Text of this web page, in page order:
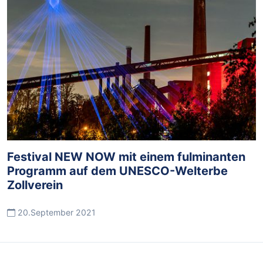
Festival NEW NOW mit einem fulminanten
Programm auf dem UNESCO-Welterbe
Zollverein
20.September 2021